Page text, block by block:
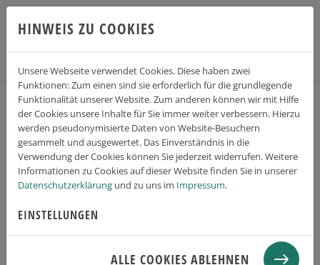
UNSERE EIGENMARKE SCHMID LÄNDLE EDITION®
BIETET BESTE QUALITÄT ZUM BESTEN PREIS!
SCHMID LÄNDLE EDITION®
Mit unserer "Ländle edition" möchten wir gute
Qualität zu einem noch besseren Preis anbieten.
Als Fachhändler sind unsere Standards hoch, was
es nicht einfach macht, Produkte zu finden,
welche preislich mit dem Baumarkt um die Ecke
HINWEIS ZU COOKIES
Unsere Webseite verwendet Cookies. Diese haben zwei
Funktionen: Zum einen sind sie erforderlich für die grundlegende
Funktionalität unserer Website. Zum anderen können wir mit Hilfe
der Cookies unsere Inhalte für Sie immer weiter verbessern. Hierzu
werden pseudonymisierte Daten von Website-Besuchern
gesammelt und ausgewertet. Das Einverständnis in die
Verwendung der Cookies können Sie jederzeit widerrufen. Weitere
Informationen zu Cookies auf dieser Website finden Sie in unserer
Datenschutzerklärung und zu uns im Impressum.
EINSTELLUNGEN
ALLE COOKIES ABLEHNEN